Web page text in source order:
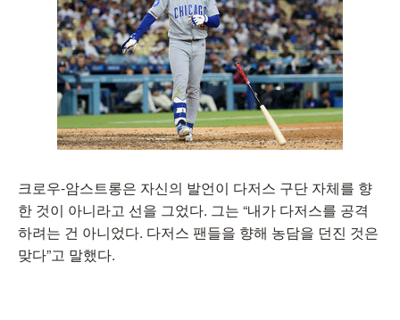
크로우-암스트롱은 자신의 발언이 다저스 구단 자체를 향
한 것이 아니라고 선을 그었다. 그는 “내가 다저스를 공격
하려는 건 아니었다. 다저스 팬들을 향해 농담을 던진 것은
맞다”고 말했다.